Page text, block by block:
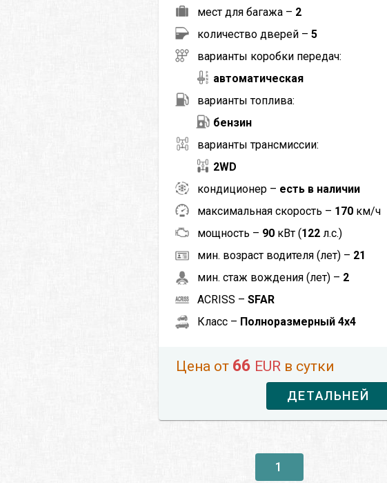
мест для багажа – 2
количество дверей –5
варианты коробки передач:
автоматическая
варианты топлива:
бензин
варианты трансмиссии:
2WD
кондиционер – есть в наличии
максимальная скорость – 170 км/ч
мощность – 90 кВт (122 л.с.)
мин. возраст водителя (лет) – 21
мин. стаж вождения (лет) – 2
ACRISS –SFAR
Класс – Полноразмерный 4x4
Цена от 66 EUR в сутки
ДЕТАЛЬНЕЙ
1